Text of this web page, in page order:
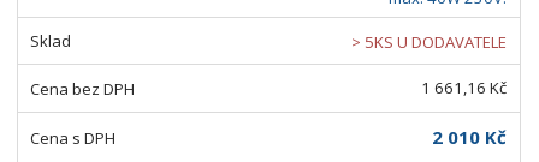
> 5KS U DODAVATELE
1 661,16 Kč
2 010 Kč